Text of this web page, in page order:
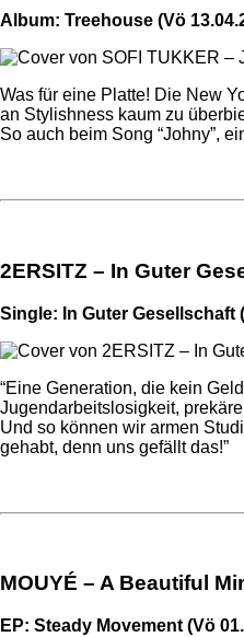
Album: Treehouse (Vö
Was für eine Platte! Die New
an Stylishness kaum zu
So auch beim Song “Johny”,
2ERSITZ – In Guter
Single: In Guter Gesellschaft
“Eine Generation, die kein
Jugendarbeitslosigkeit,
Und so können wir armen
gehabt, denn uns gefällt das!”
MOUYÉ – A Beautiful
EP: Steady Movement (Vö